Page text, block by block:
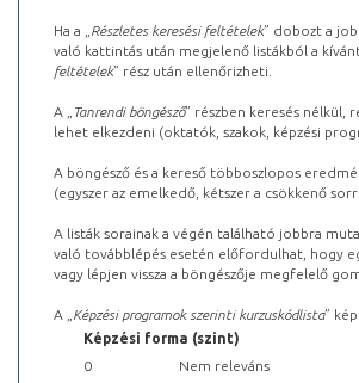
Ha a „ Részletes keresési feltételek” dobozt a
való kattintás után megjelenő listákból a
feltételek” rész után ellenőrizheti.
A „ Tanrendi böngésző” részben keresés
lehet elkezdeni (oktatók, szakok, képzési
A böngésző és a kereső többoszlopos
(egyszer az emelkedő, kétszer a csökkenő
A listák sorainak a végén található jobbra
való továbblépés esetén előfordulhat, hogy
vagy lépjen vissza a böngészője megfelelő
A „ Képzési programok szerinti kurzuskódlista”
Képzési forma (szint)
0
Nem releváns